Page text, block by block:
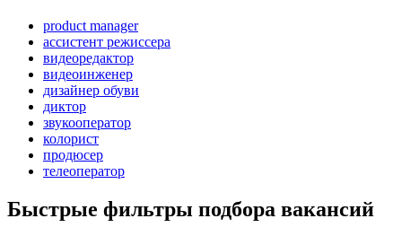
product manager
ассистент режиссера
видеоредактор
видеоинженер
дизайнер обуви
диктор
звукооператор
колорист
продюсер
телеоператор
Быстрые фильтры подбора вакансий